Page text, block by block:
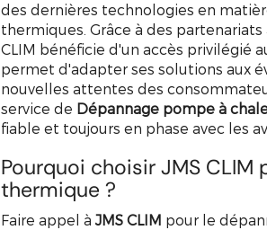
des dernières technologies en
thermiques. Grâce à des partenariats
CLIM bénéficie d'un accès privilégié
permet d'adapter ses solutions aux
nouvelles attentes des
service de Dépannage pompe à
fiable et toujours en phase avec les
Pourquoi choisir JMS
thermique ?
Faire appel àJMS CLIM pour le